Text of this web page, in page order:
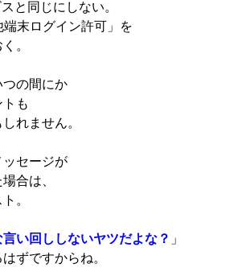
と同じにしない。
端末ログイン許可」を
。
の間にか
も
れません。
ッセージが
合は、
。
い回ししないヤツだよな？ 」
ずですからね。